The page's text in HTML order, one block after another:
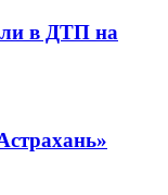
в ДТП на